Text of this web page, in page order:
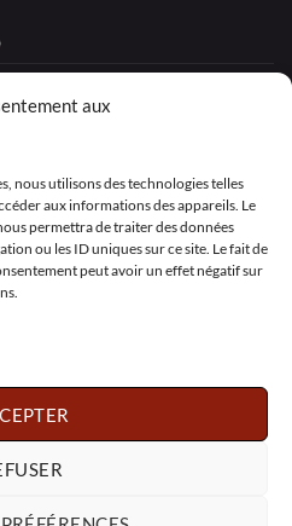
aux
nous utilisons des technologies telles
aux informations des appareils. Le
permettra de traiter des données
ou les ID uniques sur ce site. Le fait de
peut avoir un effet négatif sur